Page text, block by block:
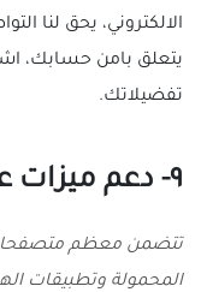
الالكتروني، يحق لنا
يتعلق بامن حسابك،
تفضيلاتك.
٩- دعم ميزات عدم التتبع
تتضمن معظم